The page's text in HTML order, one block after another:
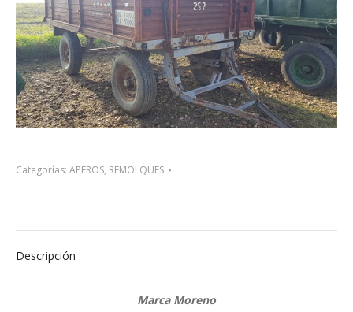
Categorías: APEROS, REMOLQUES
Descripción
Marca Moreno